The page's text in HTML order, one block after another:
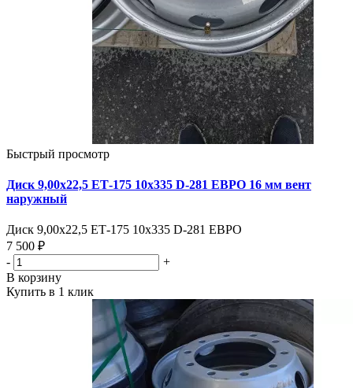
Быстрый просмотр
Диск 9,00х22,5 ЕТ-175 10х335 D-281 ЕВРО 16 мм вент
наружный
Диск 9,00х22,5 ЕТ-175 10х335 D-281 ЕВРО
7 500 ₽
-
+
В корзину
Купить в 1 клик